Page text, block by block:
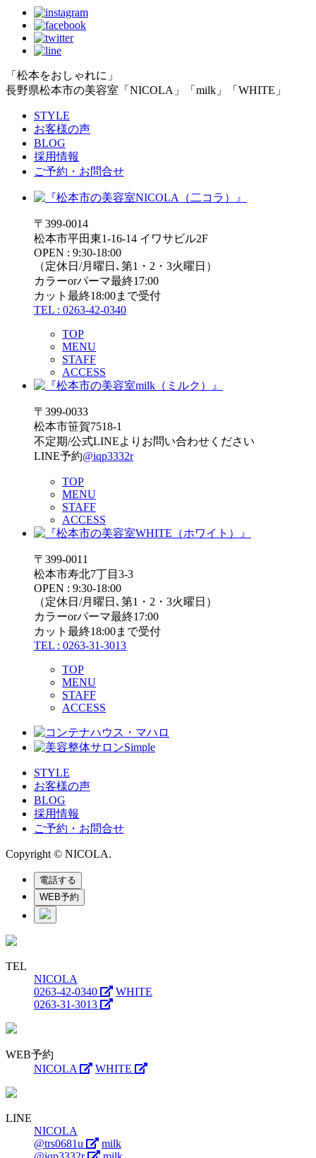
「松本をおしゃれに」
長野県松本市の美容室「NICOLA」「milk」「WHITE」
STYLE
お客様の声
BLOG
採用情報
ご予約・お問合せ
〒399-0014
松本市平田東1-16-14 イワサビル2F
OPEN : 9:30-18:00
（定休日/月曜日､第1・2・3火曜日）
カラーorパーマ最終17:00
カット最終18:00まで受付
TEL : 0263-42-0340
TOP
MENU
STAFF
ACCESS
〒399-0033
松本市笹賀7518-1
不定期/公式LINEよりお問い合わせください
LINE予約@iqp3332r
TOP
MENU
STAFF
ACCESS
〒399-0011
松本市寿北7丁目3-3
OPEN : 9:30-18:00
（定休日/月曜日､第1・2・3火曜日）
カラーorパーマ最終17:00
カット最終18:00まで受付
TEL : 0263-31-3013
TOP
MENU
STAFF
ACCESS
STYLE
お客様の声
BLOG
採用情報
ご予約・お問合せ
Copyright © NICOLA.
電話する
WEB予約
TEL
NICOLA
0263-42-0340
WHITE
0263-31-3013
WEB予約
NICOLA
WHITE
LINE
NICOLA
@trs0681u
milk